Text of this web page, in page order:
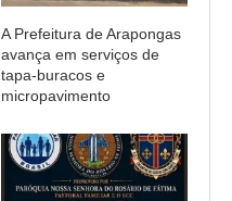
A Prefeitura de Arapongas
avança em serviços de
tapa-buracos e
micropavimento